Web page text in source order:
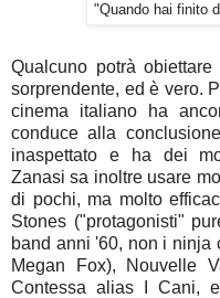
"Quando hai finito
Qualcuno potrà
sorprendente, ed è vero.
cinema italiano ha
conduce alla
inaspettato e ha dei
Zanasi sa inoltre usare
di pochi, ma molto
Stones ("protagonisti"
band anni '60, non i ninja
Megan Fox), Nouvelle
Contessa alias I Cani,